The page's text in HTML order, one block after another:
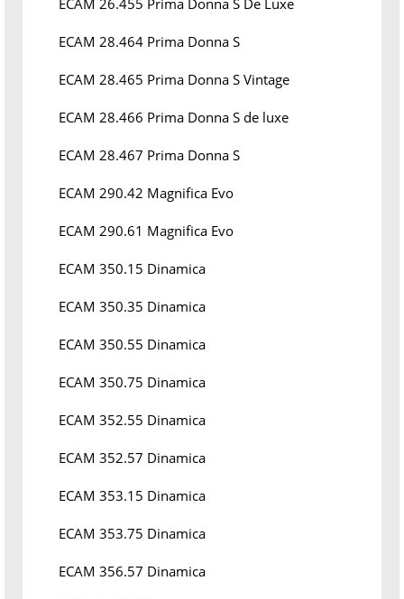
ECAM 26.455 Prima Donna S De Luxe
ECAM 28.464 Prima Donna S
ECAM 28.465 Prima Donna S Vintage
ECAM 28.466 Prima Donna S de luxe
ECAM 28.467 Prima Donna S
ECAM 290.42 Magnifica Evo
ECAM 290.61 Magnifica Evo
ECAM 350.15 Dinamica
ECAM 350.35 Dinamica
ECAM 350.55 Dinamica
ECAM 350.75 Dinamica
ECAM 352.55 Dinamica
ECAM 352.57 Dinamica
ECAM 353.15 Dinamica
ECAM 353.75 Dinamica
ECAM 356.57 Dinamica